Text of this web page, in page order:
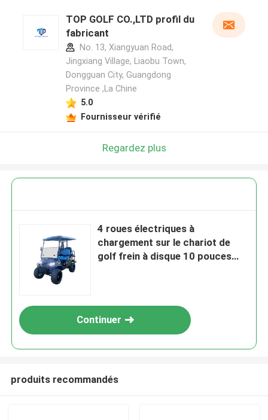
TOP GOLF CO.,LTD profil du
fabricant
No. 13, Xiangyuan Road,
Jingxiang Village, Liaobu Town,
Dongguan City, Guangdong
Province ,La Chine
5.0
Fournisseur vérifié
Regardez plus
4 roues électriques à
chargement sur le chariot de
golf frein à disque 10 pouces
Continuer
produits recommandés